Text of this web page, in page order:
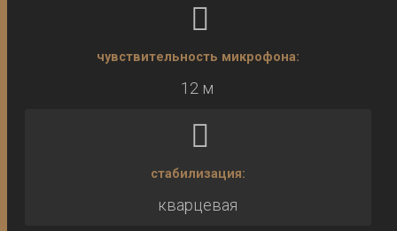
чувствительность микрофона:
12 м
стабилизация:
кварцевая